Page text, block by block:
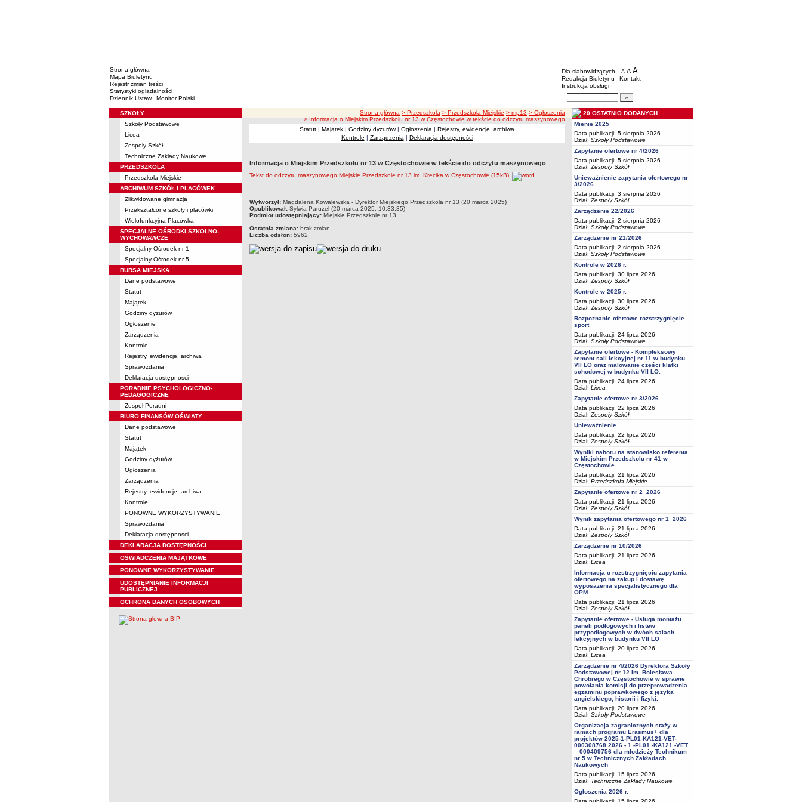
Strona główna
Mapa Biuletynu
Rejestr zmian treści
Statystyki oglądalności
Dziennik Ustaw
Monitor Polski
BIP - Oświata Częstochowa
Menu dodatkowe
Dla słabowidzących A pomniejsz czcionkę
A standardowy rozmiar czcionki
A
Redakcja Biuletynu
Kontakt
Instrukcja obsługi
Wyszukiwarka artykułów
Menu
SZKOŁY
Szkoły Podstawowe
Licea
Zespoły Szkół
Techniczne Zakłady Naukowe
PRZEDSZKOLA
Przedszkola Miejskie
ARCHIWUM SZKÓŁ I PLACÓWEK
Zlikwidowane gimnazja
Przekształcone szkoły i placówki
Wielofunkcyjna Placówka
SPECJALNE OŚRODKI SZKOLNO-
WYCHOWAWCZE
Specjalny Ośrodek nr 1
Specjalny Ośrodek nr 5
BURSA MIEJSKA
Dane podstawowe
Statut
Majątek
Godziny dyżurów
Ogłoszenie
Zarządzenia
Kontrole
Rejestry, ewidencje, archiwa
Sprawozdania
Deklaracja dostępności
PORADNIE PSYCHOLOGICZNO-
PEDAGOGICZNE
Zespół Poradni
BIURO FINANSÓW OŚWIATY
Dane podstawowe
Statut
Majątek
Godziny dyżurów
Ogłoszenia
Zarządzenia
Rejestry, ewidencje, archiwa
Kontrole
PONOWNE WYKORZYSTYWANIE
Sprawozdania
Deklaracja dostępności
DEKLARACJA DOSTĘPNOŚCI
OŚWIADCZENIA MAJĄTKOWE
PONOWNE WYKORZYSTYWANIE
UDOSTĘPNIANIE INFORMACJI
PUBLICZNEJ
OCHRONA DANYCH OSOBOWYCH
ścieżka nawigacji
Strona główna > Przedszkola > Przedszkola Miejskie > mp13 > Ogłoszenia
> Informacja o Miejskim Przedszkolu nr 13 w Częstochowie w tekście do odczytu maszynowego
Statut | Majątek | Godziny dyżurów| Ogłoszenia | Rejestry, ewidencje, archiwa
Kontrole | Zarządzenia | Deklaracja dostępności
Informacja o Miejskim Przedszkolu nr 13 w Częstochowie w tekście do odczytu maszynowego
Tekst do odczytu maszynowego Miejskie Przedszkole nr 13 im. Krecika w Częstochowie (15kB)
metryczka
Wytworzył: Magdalena Kowalewska - Dyrektor Miejskiego Przedszkola nr 13 (20 marca 2025)
Opublikował: Sylwia Paruzel (20 marca 2025, 10:33:35)
Podmiot udostępniający: Miejskie Przedszkole nr 13
Ostatnia zmiana: brak zmian
Liczba odsłon: 5962
20 OSTATNIO DODANYCH
Mienie 2025
Data publikacji: 5 sierpnia 2026
Dział: Szkoły Podstawowe
Zapytanie ofertowe nr 4/2026
Data publikacji: 5 sierpnia 2026
Dział: Zespoły Szkół
Unieważnienie zapytania ofertowego nr
3/2026
Data publikacji: 3 sierpnia 2026
Dział: Zespoły Szkół
Zarządzenie 22/2026
Data publikacji: 2 sierpnia 2026
Dział: Szkoły Podstawowe
Zarządzenie nr 21/2026
Data publikacji: 2 sierpnia 2026
Dział: Szkoły Podstawowe
Kontrole w 2026 r.
Data publikacji: 30 lipca 2026
Dział: Zespoły Szkół
Kontrole w 2025 r.
Data publikacji: 30 lipca 2026
Dział: Zespoły Szkół
Rozpoznanie ofertowe rozstrzygnięcie
sport
Data publikacji: 24 lipca 2026
Dział: Szkoły Podstawowe
Zapytanie ofertowe - Kompleksowy
remont sali lekcyjnej nr 11 w budynku
VII LO oraz malowanie części klatki
schodowej w budynku VII LO.
Data publikacji: 24 lipca 2026
Dział: Licea
Zapytanie ofertowe nr 3/2026
Data publikacji: 22 lipca 2026
Dział: Zespoły Szkół
Unieważnienie
Data publikacji: 22 lipca 2026
Dział: Zespoły Szkół
Wyniki naboru na stanowisko referenta
w Miejskim Przedszkolu nr 41 w
Częstochowie
Data publikacji: 21 lipca 2026
Dział: Przedszkola Miejskie
Zapytanie ofertowe nr 2_2026
Data publikacji: 21 lipca 2026
Dział: Zespoły Szkół
Wynik zapytania ofertowego nr 1_2026
Data publikacji: 21 lipca 2026
Dział: Zespoły Szkół
Zarządzenie nr 10/2026
Data publikacji: 21 lipca 2026
Dział: Licea
Informacja o rozstrzygnięciu zapytania
ofertowego na zakup i dostawę
wyposażenia specjalistycznego dla
OPM
Data publikacji: 21 lipca 2026
Dział: Zespoły Szkół
Zapytanie ofertowe - Usługa montażu
paneli podłogowych i listew
przypodłogowych w dwóch salach
lekcyjnych w budynku VII LO
Data publikacji: 20 lipca 2026
Dział: Licea
Zarządzenie nr 4/2026 Dyrektora Szkoły
Podstawowej nr 12 im. Bolesława
Chrobrego w Częstochowie w sprawie
powołania komisji do przeprowadzenia
egzaminu poprawkowego z języka
angielskiego, historii i fizyki.
Data publikacji: 20 lipca 2026
Dział: Szkoły Podstawowe
Organizacja zagranicznych staży w
ramach programu Erasmus+ dla
projektów 2025-1-PL01-KA121-VET-
000308768 2026 - 1 -PL01 -KA121 -VET
– 000409756 dla młodzieży Technikum
nr 5 w Technicznych Zakładach
Naukowych
Data publikacji: 15 lipca 2026
Dział: Techniczne Zakłady Naukowe
Ogłoszenia 2026 r.